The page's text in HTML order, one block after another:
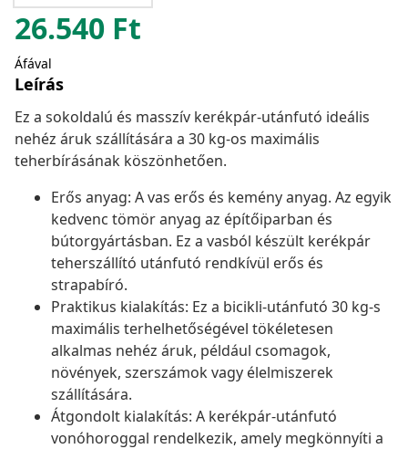
26.540 Ft
Áfával
Leírás
Ez a sokoldalú és masszív kerékpár-utánfutó ideális
nehéz áruk szállítására a 30 kg-os maximális
teherbírásának köszönhetően.
Erős anyag: A vas erős és kemény anyag. Az egyik
kedvenc tömör anyag az építőiparban és
bútorgyártásban. Ez a vasból készült kerékpár
teherszállító utánfutó rendkívül erős és
strapabíró.
Praktikus kialakítás: Ez a bicikli-utánfutó 30 kg-s
maximális terhelhetőségével tökéletesen
alkalmas nehéz áruk, például csomagok,
növények, szerszámok vagy élelmiszerek
szállítására.
Átgondolt kialakítás: A kerékpár-utánfutó
vonóhoroggal rendelkezik, amely megkönnyíti a